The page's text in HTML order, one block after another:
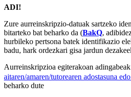
ADI!
Zure aurreinskripzio-datuak sartzeko
bitarteko bat beharko da (BakQ,
hurbileko pertsona batek identifikazio
badu, hark ordezkari gisa jardun
Aurreinskripzioa egiterakoan
aitaren/amaren/tutorearen adostasuna
beharko dute